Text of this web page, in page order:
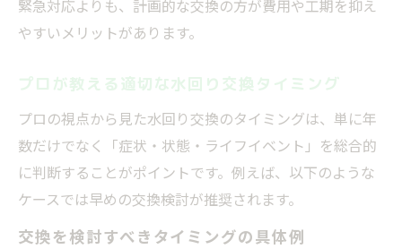
緊急対応よりも、計画的な交換の方が費用や工期を抑え
やすいメリットがあります。
プロが教える適切な水回り交換タイミング
プロの視点から見た水回り交換のタイミングは、単に年
数だけでなく「症状・状態・ライフイベント」を総合的
に判断することがポイントです。例えば、以下のような
ケースでは早めの交換検討が推奨されます。
交換を検討すべきタイミングの具体例